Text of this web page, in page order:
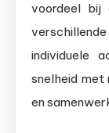
voordeel bij
individuele
snelheid met
en